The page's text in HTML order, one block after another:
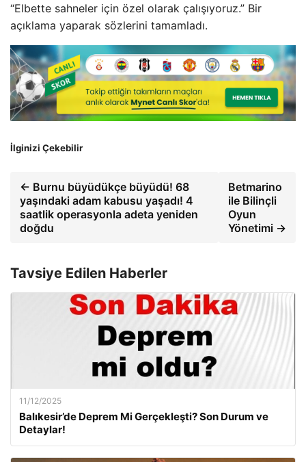
“Elbette sahneler için özel olarak çalışıyoruz.” Bir
açıklama yaparak sözlerini tamamladı.
İlginizi Çekebilir
← Burnu büyüdükçe büyüdü! 68
yaşındaki adam kabusu yaşadı! 4
saatlik operasyonla adeta yeniden
doğdu
Betmarino
ile Bilinçli
Oyun
Yönetimi →
Tavsiye Edilen Haberler
11/12/2025
Balıkesir’de Deprem Mi Gerçekleşti? Son Durum ve
Detaylar!